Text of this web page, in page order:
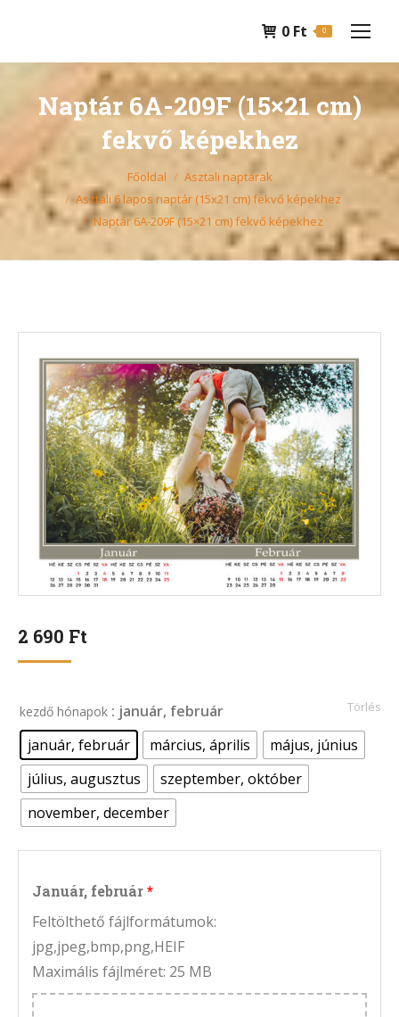
0 Ft 0
Naptár 6A-209F (15×21 cm)
fekvő képekhez
You are here: Főoldal
Asztali naptárak
Asztali 6 lapos naptár (15x21 cm) fekvő képekhez
Naptár 6A-209F (15×21 cm) fekvő képekhez
2 690 Ft
kezdő hónapok : január, február
január, február
március, április
május, június
július, augusztus
szeptember, október
november, december
Törlés
Január, február
Feltölthető fájlformátumok:
jpg,jpeg,bmp,png,HEIF
Maximális fájlméret: 25 MB